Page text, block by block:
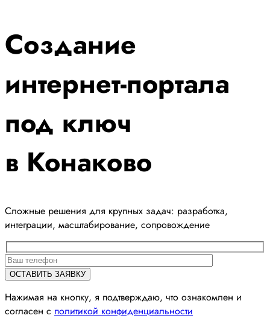
Создание
интернет-портала
под ключ
в Конаково
Сложные решения для крупных задач: разработка,
интеграции, масштабирование, сопровождение
Нажимая на кнопку, я подтверждаю, что ознакомлен и
согласен с политикой конфиденциальности